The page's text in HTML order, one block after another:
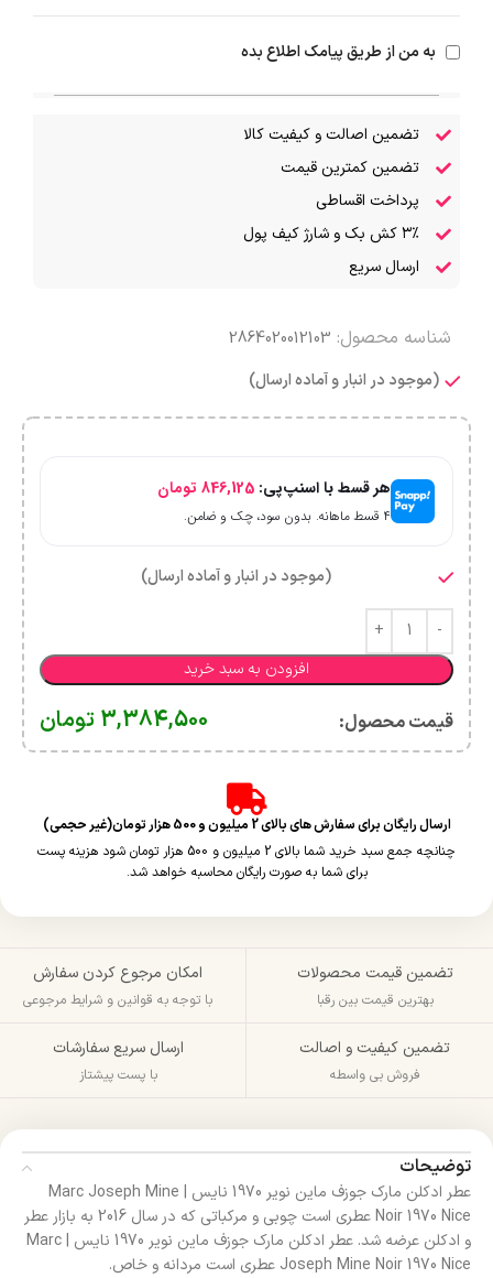
به من از طریق پیامک اطلاع بده
تضمین اصالت و کیفیت کالا
تضمین کمترین قیمت
پرداخت اقساطی
۳٪ کش بک و شارژ کیف پول
ارسال سریع
شناسه محصول: 2864020012103
(موجود در انبار و آماده ارسال)
هر قسط با اسنپ‌پی: 846,125 تومان
۴ قسط ماهانه. بدون سود، چک و ضامن.
(موجود در انبار و آماده ارسال)
افزودن به سبد خرید
قیمت محصول:​ 3,384,500 تومان
ارسال رایگان برای سفارش های بالای 2 میلیون و 500 هزار تومان(غیر حجمی)
چنانچه جمع سبد خرید شما بالای 2 میلیون و 500 هزار تومان شود هزینه پست
برای شما به صورت رایگان محاسبه خواهد شد.
تضمین قیمت محصولات
بهترین قیمت بین رقبا
امکان مرجوع کردن سفارش
با توجه به قوانین و شرایط مرجوعی
تضمین کیفیت و اصالت
فروش بی واسطه
ارسال سریع سفارشات
با پست پیشتاز
توضیحات
عطر ادکلن مارک جوزف ماین نویر 1970 نایس | Marc Joseph Mine
Noir 1970 Nice عطری است چوبی و مرکباتی که در سال 2016 به بازار عطر
و ادکلن عرضه شد. عطر ادکلن مارک جوزف ماین نویر 1970 نایس | Marc
Joseph Mine Noir 1970 Nice عطری است مردانه و خاص.